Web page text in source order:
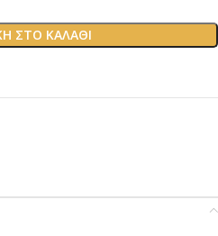
ΣΤΟ ΚΑΛΆΘΙ